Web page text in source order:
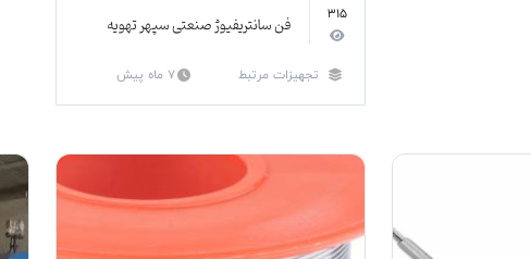
315 فن سانتریفیوژ صنعتی سپهر تهویه
تجهیزات مرتبط 7 ماه پیش